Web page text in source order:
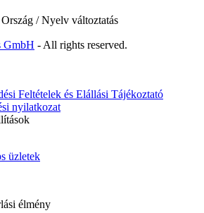
Ország / Nyelv változtatás
GmbH - All rights reserved.
Feltételek és Elállási Tájékoztató
nyilatkozat
üzletek
élmény